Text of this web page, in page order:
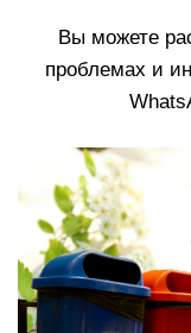
Вы можете
проблемах и